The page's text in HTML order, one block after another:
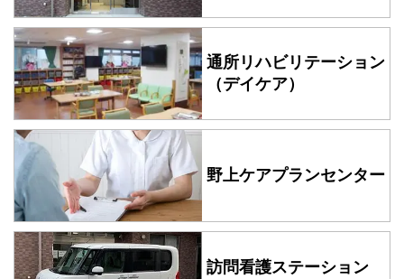
通所リハビリテーション
（デイケア）
野上ケアプランセンター
訪問看護ステーション